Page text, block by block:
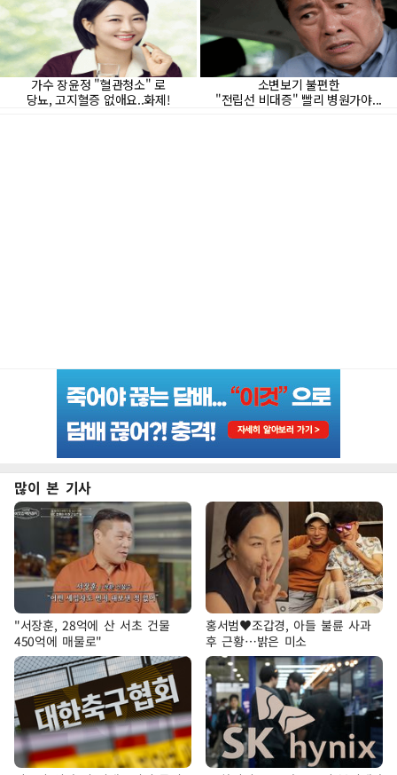
많이 본 기사
"서장훈, 28억에 산 서초 건물
450억에 매물로"
홍서범♥조갑경, 아들 불륜 사과
후 근황…밝은 미소